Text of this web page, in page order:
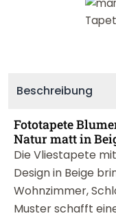
Beschreibung
Fototapete
Natur matt in
Die Vliestapete
Design in Beige
Wohnzimmer,
Muster schafft